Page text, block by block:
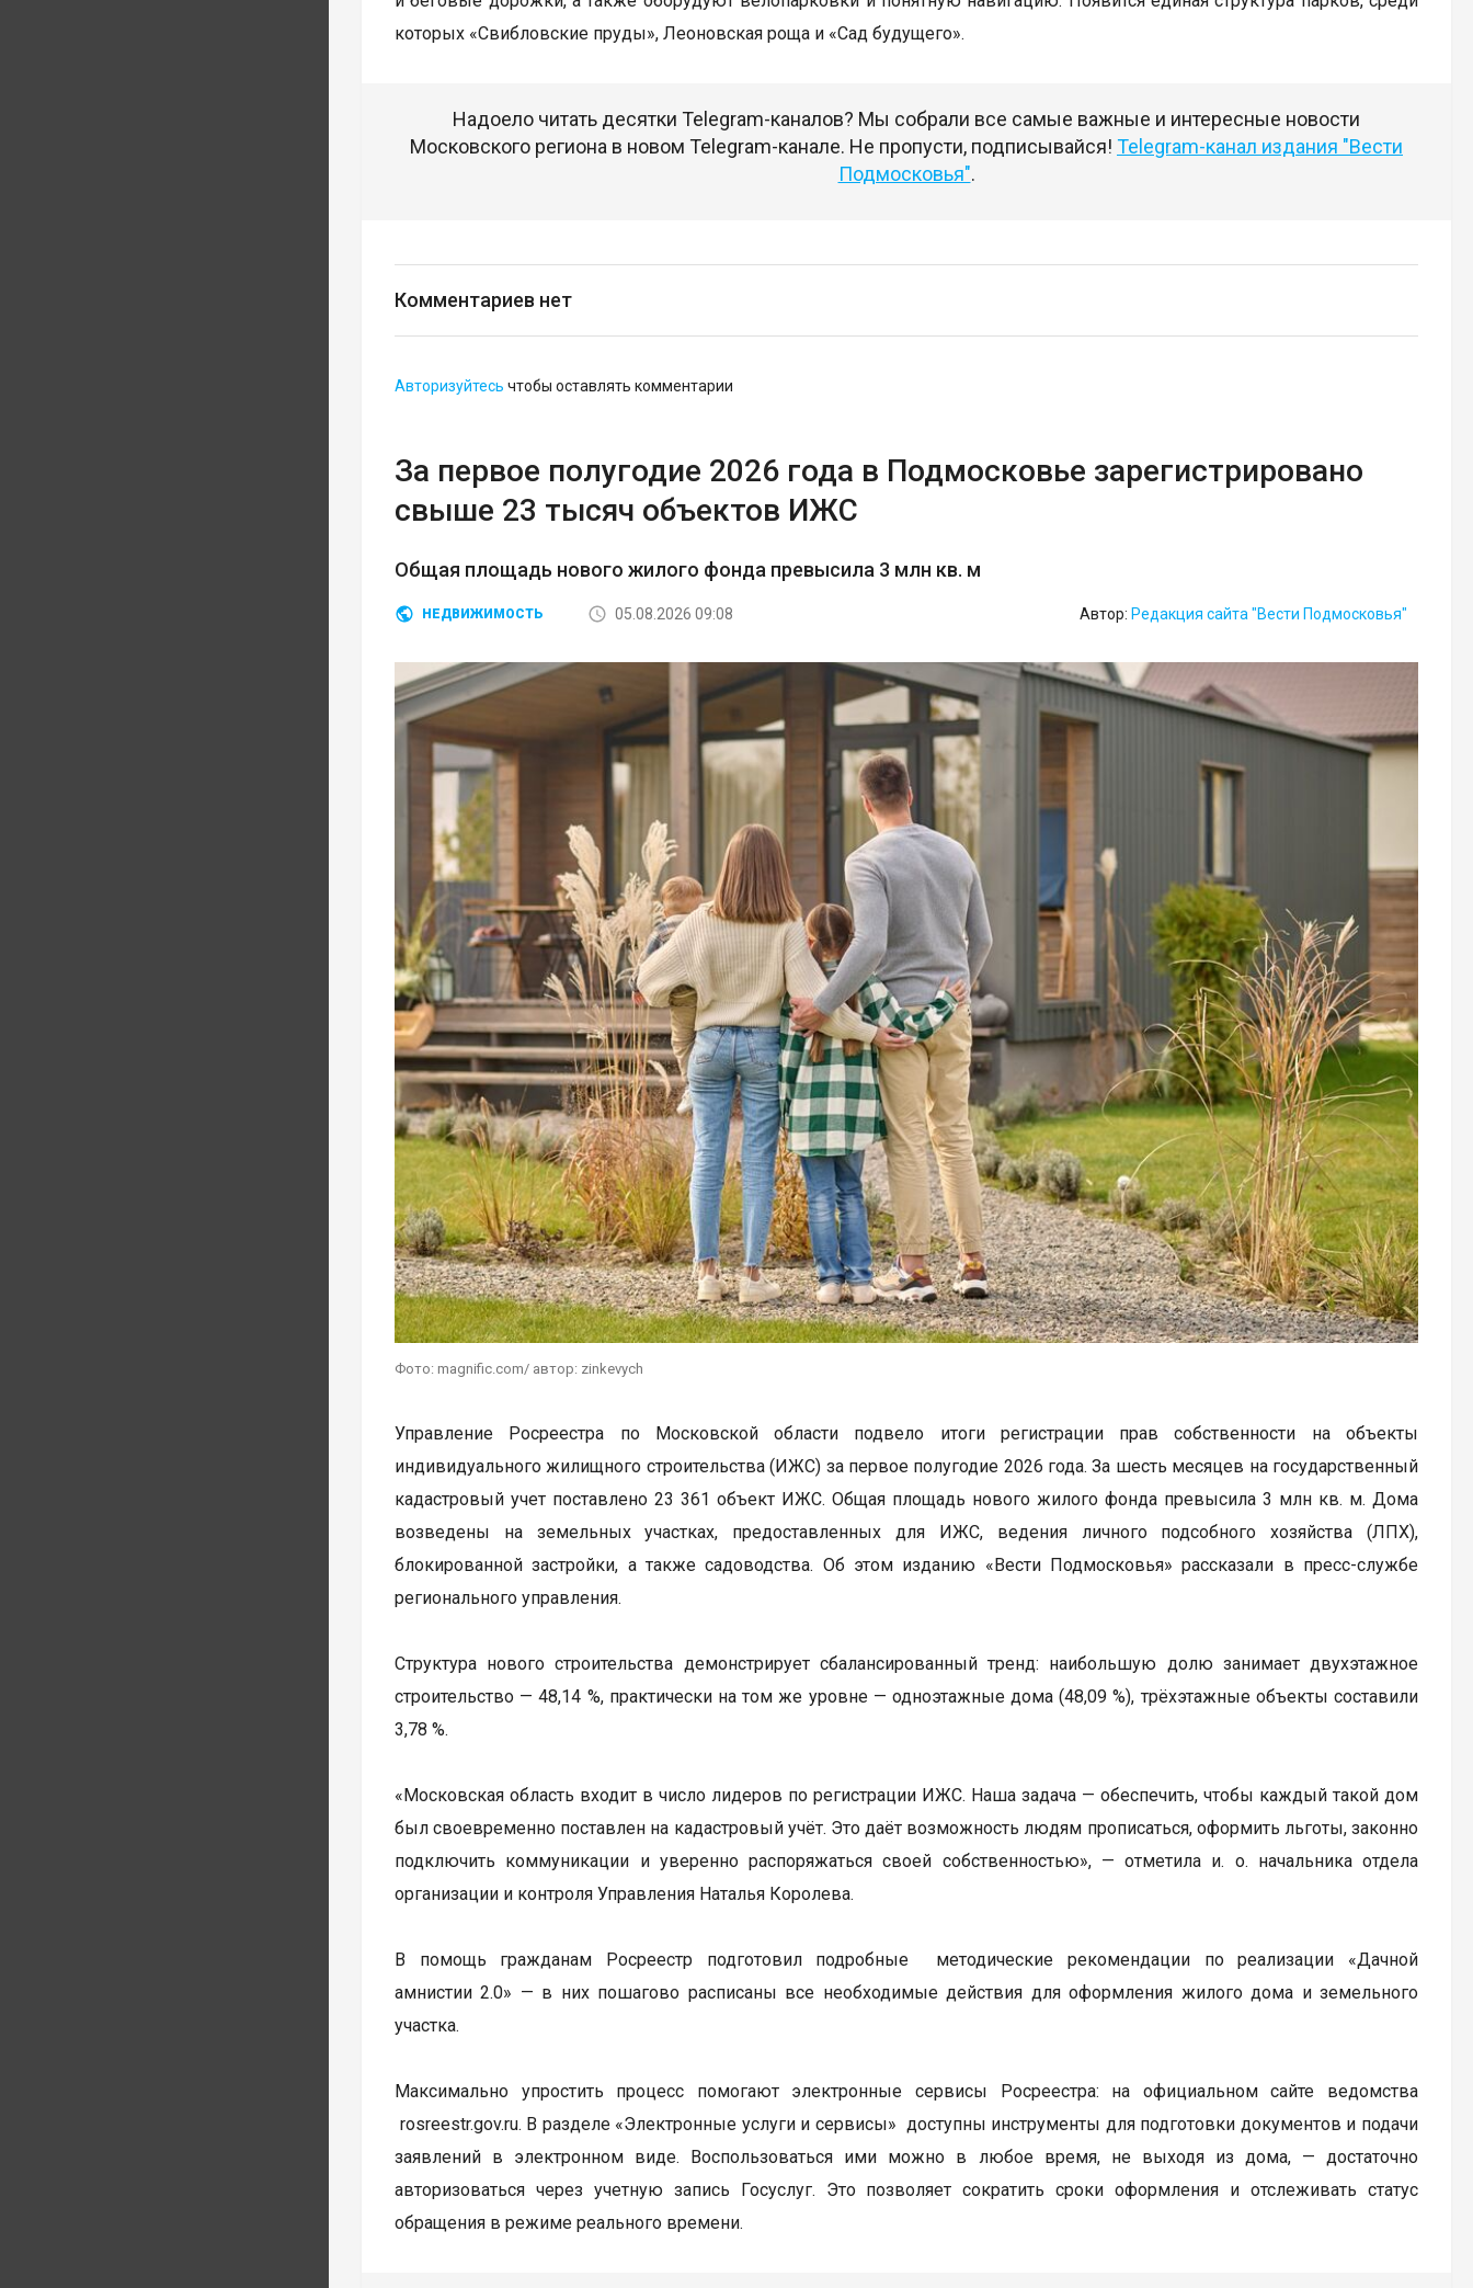
которых «Свибловские пруды», Леоновская роща и «Сад будущего».
Надоело читать десятки Telegram-каналов? Мы собрали все самые важные и интересные новости
Московского региона в новом Telegram-канале. Не пропусти, подписывайся! Telegram-канал издания "Вести
Подмосковья".
Комментариев нет
Авторизуйтесь чтобы оставлять комментарии
За первое полугодие 2026 года в Подмосковье зарегистрировано
свыше 23 тысяч объектов ИЖС
Общая площадь нового жилого фонда превысила 3 млн кв. м
НЕДВИЖИМОСТЬ 05.08.2026 09:08 Автор: Редакция сайта "Вести Подмосковья"
Фото: magnific.com/ автор: zinkevych
Управление Росреестра по Московской области подвело итоги регистрации прав собственности на объекты
индивидуального жилищного строительства (ИЖС) за первое полугодие 2026 года. За шесть месяцев на государственный
кадастровый учет поставлено 23 361 объект ИЖС. Общая площадь нового жилого фонда превысила 3 млн кв. м. Дома
возведены на земельных участках, предоставленных для ИЖС, ведения личного подсобного хозяйства (ЛПХ),
блокированной застройки, а также садоводства. Об этом изданию «Вести Подмосковья» рассказали в пресс-службе
регионального управления.
Структура нового строительства демонстрирует сбалансированный тренд: наибольшую долю занимает двухэтажное
строительство — 48,14 %, практически на том же уровне — одноэтажные дома (48,09 %), трёхэтажные объекты составили
3,78 %.
«Московская область входит в число лидеров по регистрации ИЖС. Наша задача — обеспечить, чтобы каждый такой дом
был своевременно поставлен на кадастровый учёт. Это даёт возможность людям прописаться, оформить льготы, законно
подключить коммуникации и уверенно распоряжаться своей собственностью», — отметила и. о. начальника отдела
организации и контроля Управления Наталья Королева.
В помощь гражданам Росреестр подготовил подробные методические рекомендации по реализации «Дачной
амнистии 2.0» — в них пошагово расписаны все необходимые действия для оформления жилого дома и земельного
участка.
Максимально упростить процесс помогают электронные сервисы Росреестра: на официальном сайте ведомства
rosreestr.gov.ru. В разделе «Электронные услуги и сервисы» доступны инструменты для подготовки документов и подачи
заявлений в электронном виде. Воспользоваться ими можно в любое время, не выходя из дома, — достаточно
авторизоваться через учетную запись Госуслуг. Это позволяет сократить сроки оформления и отслеживать статус
обращения в режиме реального времени.